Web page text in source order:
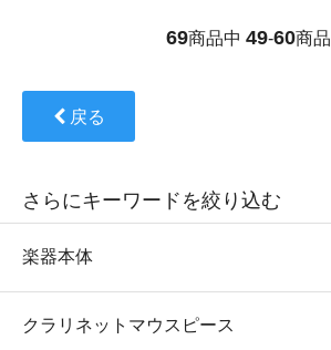
69商品中 49-60商品
戻る
さらにキーワードを絞り込む
楽器本体
クラリネットマウスピース